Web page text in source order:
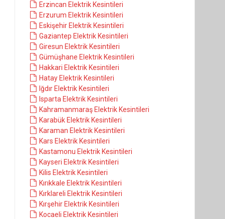
Erzincan Elektrik Kesintileri
Erzurum Elektrik Kesintileri
Eskişehir Elektrik Kesintileri
Gaziantep Elektrik Kesintileri
Giresun Elektrik Kesintileri
Gümüşhane Elektrik Kesintileri
Hakkari Elektrik Kesintileri
Hatay Elektrik Kesintileri
Iğdır Elektrik Kesintileri
Isparta Elektrik Kesintileri
Kahramanmaraş Elektrik Kesintileri
Karabük Elektrik Kesintileri
Karaman Elektrik Kesintileri
Kars Elektrik Kesintileri
Kastamonu Elektrik Kesintileri
Kayseri Elektrik Kesintileri
Kilis Elektrik Kesintileri
Kırıkkale Elektrik Kesintileri
Kırklareli Elektrik Kesintileri
Kırşehir Elektrik Kesintileri
Kocaeli Elektrik Kesintileri